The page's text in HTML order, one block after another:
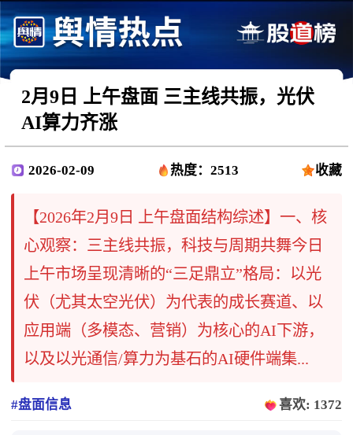
2月9日 上午盘面 三主线共振，光伏
AI算力齐涨
2026-02-09 热度：2513 收藏
【2026年2月9日 上午盘面结构综述】一、核
心观察：三主线共振，科技与周期共舞今日
上午市场呈现清晰的“三足鼎立”格局：以光
伏（尤其太空光伏）为代表的成长赛道、以
应用端（多模态、营销）为核心的AI下游，
以及以光通信/算力为基石的AI硬件端集...
#盘面信息 喜欢: 1372